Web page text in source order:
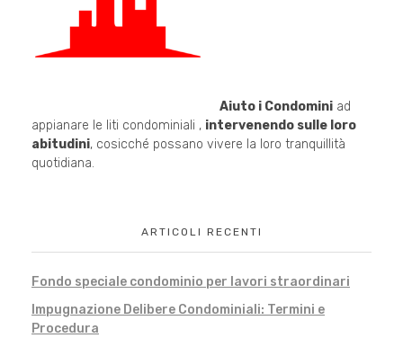
Aiuto i Condominiad
appianare le liti condominiali , intervenendo sulle loro
abitudini, cosicché possano vivere la loro tranquillità
quotidiana.
ARTICOLI RECENTI
Fondo speciale condominio per lavori straordinari
Impugnazione Delibere Condominiali: Termini e
Procedura